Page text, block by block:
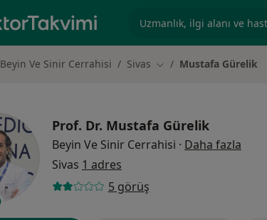
Beyin Ve Sinir Cerrahisi Sivas Şehir değiştir
Mustafa Gürelik
Prof. Dr. Mustafa Gürelik
Beyin Ve Sinir Cerrahisi · Daha fazla
Sivas 1 adres
5 görüş